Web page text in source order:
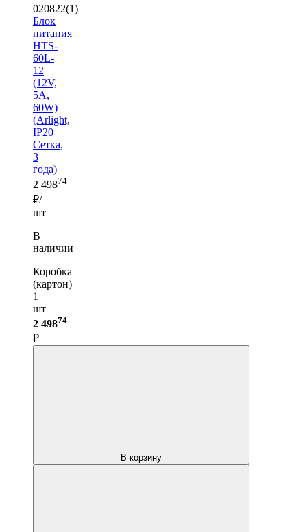
020822(1)
Блок
питания
HTS-
60L-
12
(12V,
5A,
60W)
(Arlight,
IP20
Сетка,
3
года)
2 49874
₽/
шт
В
наличии
Коробка
(картон)
1
шт —
2 49874
₽
В корзину